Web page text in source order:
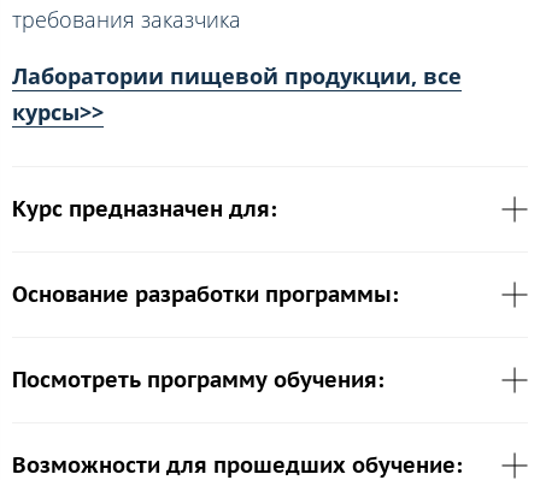
требования заказчика
Лаборатории пищевой продукции, все
курсы>>
Курс предназначен для:
Основание разработки программы:
Посмотреть программу обучения:
Возможности для прошедших обучение: